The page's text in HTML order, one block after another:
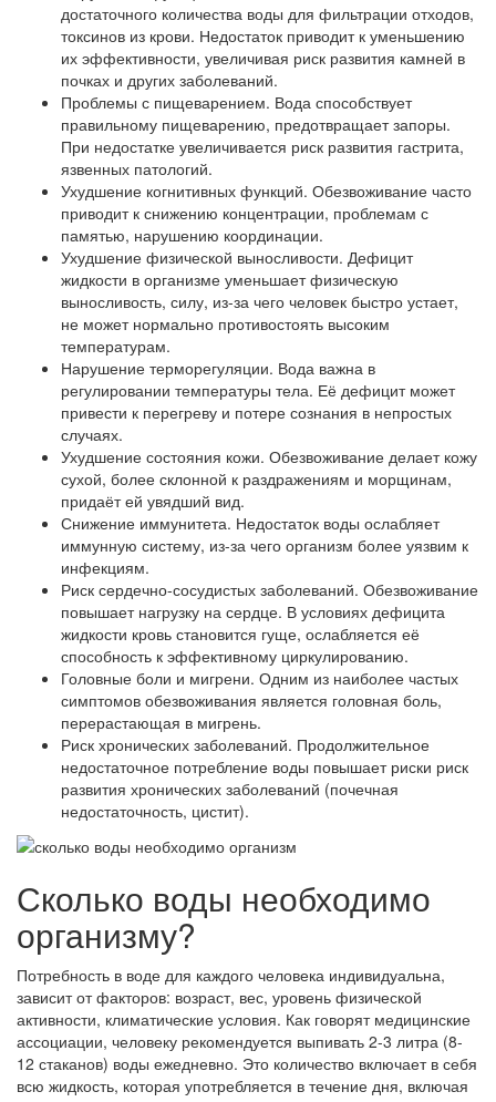
достаточного количества воды для фильтрации отходов,
токсинов из крови. Недостаток приводит к уменьшению
их эффективности, увеличивая риск развития камней в
почках и других заболеваний.
Проблемы с пищеварением. Вода способствует
правильному пищеварению, предотвращает запоры.
При недостатке увеличивается риск развития гастрита,
язвенных патологий.
Ухудшение когнитивных функций. Обезвоживание часто
приводит к снижению концентрации, проблемам с
памятью, нарушению координации.
Ухудшение физической выносливости. Дефицит
жидкости в организме уменьшает физическую
выносливость, силу, из-за чего человек быстро устает,
не может нормально противостоять высоким
температурам.
Нарушение терморегуляции. Вода важна в
регулировании температуры тела. Её дефицит может
привести к перегреву и потере сознания в непростых
случаях.
Ухудшение состояния кожи. Обезвоживание делает кожу
сухой, более склонной к раздражениям и морщинам,
придаёт ей увядший вид.
Снижение иммунитета. Недостаток воды ослабляет
иммунную систему, из-за чего организм более уязвим к
инфекциям.
Риск сердечно-сосудистых заболеваний. Обезвоживание
повышает нагрузку на сердце. В условиях дефицита
жидкости кровь становится гуще, ослабляется её
способность к эффективному циркулированию.
Головные боли и мигрени. Одним из наиболее частых
симптомов обезвоживания является головная боль,
перерастающая в мигрень.
Риск хронических заболеваний. Продолжительное
недостаточное потребление воды повышает риски риск
развития хронических заболеваний (почечная
недостаточность, цистит).
Сколько воды необходимо
организму?
Потребность в воде для каждого человека индивидуальна,
зависит от факторов: возраст, вес, уровень физической
активности, климатические условия. Как говорят медицинские
ассоциации, человеку рекомендуется выпивать 2-3 литра (8-
12 стаканов) воды ежедневно. Это количество включает в себя
всю жидкость, которая употребляется в течение дня, включая